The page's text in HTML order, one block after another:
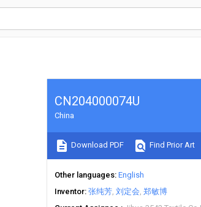
CN204000074U
China
Download PDF Find Prior Art
Other languages English
Inventor 张纯芳 刘定会 郑敏博